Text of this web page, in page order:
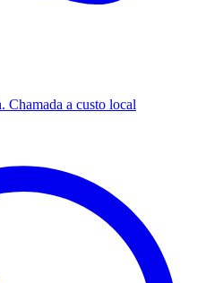
Chamada a custo local